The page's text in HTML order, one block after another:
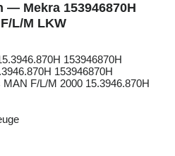
— Mekra 153946870H
L/M LKW
153946870H
153946870H
F/L/M 2000 15.3946.870H